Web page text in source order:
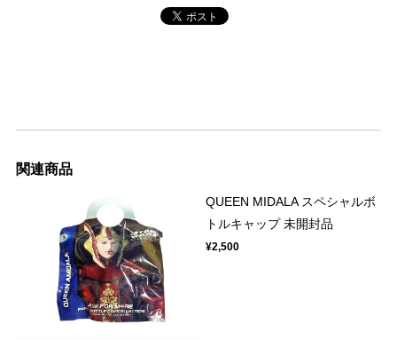
関連商品
QUEEN MIDALA スペシャルボ
トルキャップ 未開封品
¥2,500